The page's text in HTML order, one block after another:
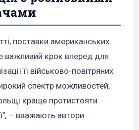
поставки американських
важливий крок вперед для
її військово-повітряних
спектр можливостей,
краще протистояти
– вважають автори.